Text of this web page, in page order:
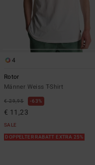
4
Rotor
Männer Weiss T-Shirt
€ 29,95 63%
€ 11,23
SALE
DOPPELTER RABATT EXTRA 25%